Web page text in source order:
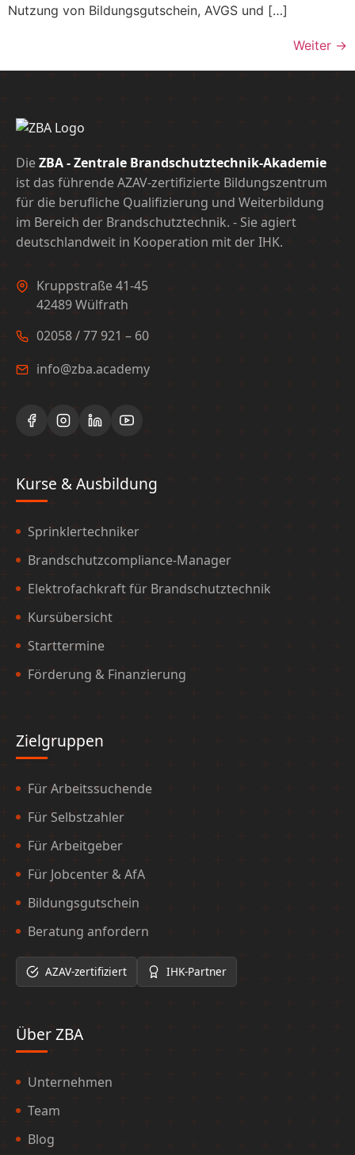
Nutzung von Bildungsgutschein, AVGS und […]
Weiter →
DieZBA - Zentrale Brandschutztechnik-Akademie
ist das führende AZAV-zertifizierte Bildungszentrum
für die berufliche Qualifizierung und Weiterbildung
im Bereich der Brandschutztechnik. - Sie agiert
deutschlandweit in Kooperation mit der IHK.
Kruppstraße 41-45
42489 Wülfrath
02058 / 77 921 – 60
info@zba.academy
Kurse & Ausbildung
Sprinklertechniker
Brandschutzcompliance-Manager
Elektrofachkraft für Brandschutztechnik
Kursübersicht
Starttermine
Förderung & Finanzierung
Zielgruppen
Für Arbeitssuchende
Für Selbstzahler
Für Arbeitgeber
Für Jobcenter & AfA
Bildungsgutschein
Beratung anfordern
AZAV-zertifiziert IHK-Partner
Über ZBA
Unternehmen
Team
Blog